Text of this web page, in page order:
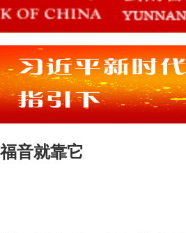
音就靠它